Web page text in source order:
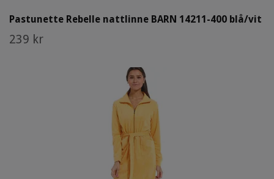
Pastunette Rebelle nattlinne BARN 14211-400 blå/vit
239 kr